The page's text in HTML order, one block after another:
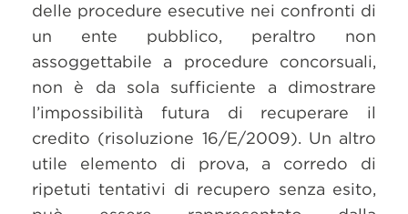
delle procedure esecutive nei confronti di
un ente pubblico, peraltro non
assoggettabile a procedure concorsuali,
non è da sola sufficiente a dimostrare
l’impossibilità futura di recuperare il
credito (risoluzione 16/E/2009). Un altro
utile elemento di prova, a corredo di
ripetuti tentativi di recupero senza esito,